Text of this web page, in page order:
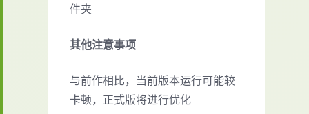
件夹
其他注意事项
与前作相比，当前版本运行可能较
卡顿，正式版将进行优化